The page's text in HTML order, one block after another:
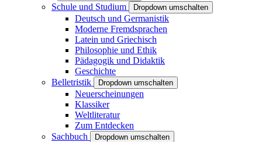
Schule und Studium Dropdown umschalten
Deutsch und Germanistik
Moderne Fremdsprachen
Latein und Griechisch
Philosophie und Ethik
Pädagogik und Didaktik
Geschichte
Belletristik
Dropdown umschalten
Neuerscheinungen
Klassiker
Weltliteratur
Zum Entdecken
Sachbuch
Dropdown umschalten